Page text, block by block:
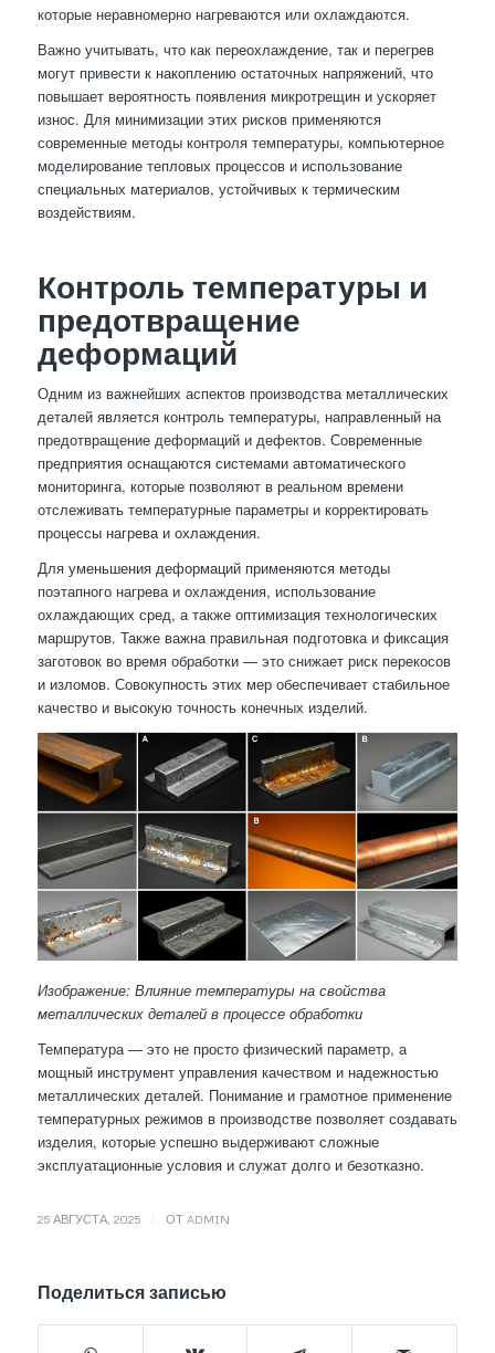
которые неравномерно нагреваются или охлаждаются.
Важно учитывать, что как переохлаждение, так и перегрев
могут привести к накоплению остаточных напряжений, что
повышает вероятность появления микротрещин и ускоряет
износ. Для минимизации этих рисков применяются
современные методы контроля температуры, компьютерное
моделирование тепловых процессов и использование
специальных материалов, устойчивых к термическим
воздействиям.
Контроль температуры и
предотвращение
деформаций
Одним из важнейших аспектов производства металлических
деталей является контроль температуры, направленный на
предотвращение деформаций и дефектов. Современные
предприятия оснащаются системами автоматического
мониторинга, которые позволяют в реальном времени
отслеживать температурные параметры и корректировать
процессы нагрева и охлаждения.
Для уменьшения деформаций применяются методы
поэтапного нагрева и охлаждения, использование
охлаждающих сред, а также оптимизация технологических
маршрутов. Также важна правильная подготовка и фиксация
заготовок во время обработки — это снижает риск перекосов
и изломов. Совокупность этих мер обеспечивает стабильное
качество и высокую точность конечных изделий.
Изображение: Влияние температуры на свойства
металлических деталей в процессе обработки
Температура — это не просто физический параметр, а
мощный инструмент управления качеством и надежностью
металлических деталей. Понимание и грамотное применение
температурных режимов в производстве позволяет создавать
изделия, которые успешно выдерживают сложные
эксплуатационные условия и служат долго и безотказно.
25 АВГУСТА, 2025 ОТ ADMIN
Поделиться записью